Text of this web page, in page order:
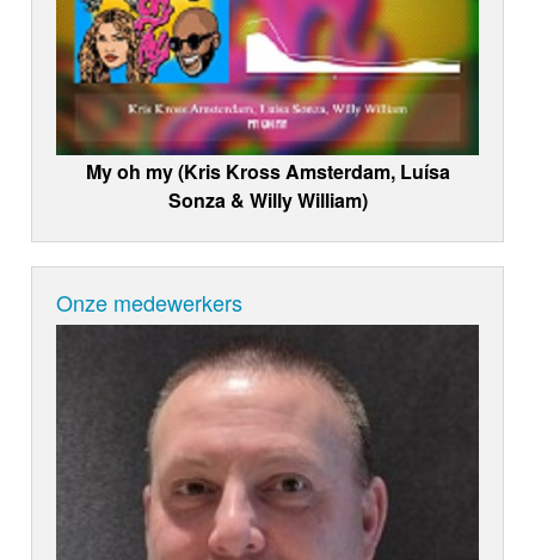
My oh my (Kris Kross Amsterdam, Luísa
Sonza & Willy William)
Onze medewerkers